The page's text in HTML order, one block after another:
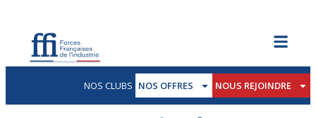
NOS CLUBS NOS OFFRES NOUS REJOINDRE